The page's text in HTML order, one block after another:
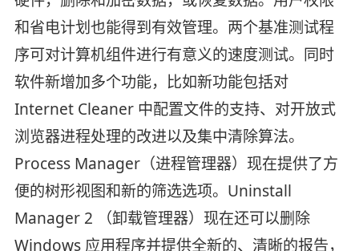
和省电计划也能得到有效管理。两个基准测试程
序可对计算机组件进行有意义的速度测试。同时
软件新增加多个功能，比如新功能包括对
Internet Cleaner 中配置文件的支持、对开放式
浏览器进程处理的改进以及集中清除算法。
Process Manager（进程管理器）现在提供了方
便的树形视图和新的筛选选项。Uninstall
Manager 2 （卸载管理器）现在还可以删除
Windows 应用程序并提供全新的、清晰的报告，